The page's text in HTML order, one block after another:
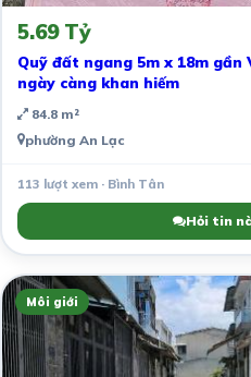
5.69 Tỷ
Quỹ đất ngang 5m x 18m gần
ngày càng khan hiếm
84.8 m²
phường An Lạc
113 lượt xem · Bình Tân
Hỏi tin
Môi giới